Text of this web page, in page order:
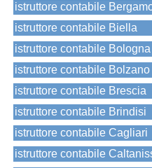
istruttore contabile
istruttore contabile Biella
istruttore contabile Bologna
istruttore contabile Bolzano
istruttore contabile Brescia
istruttore contabile Brindisi
istruttore contabile Cagliari
istruttore contabile